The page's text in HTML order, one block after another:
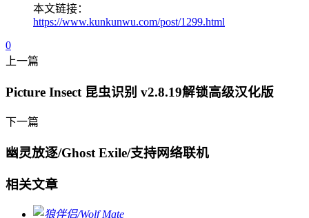
本文链接：
https://www.kunkunwu.com/post/1299.html
0
上一篇
Picture Insect 昆虫识别 v2.8.19解锁高级汉化版
下一篇
幽灵放逐/Ghost Exile/支持网络联机
相关文章